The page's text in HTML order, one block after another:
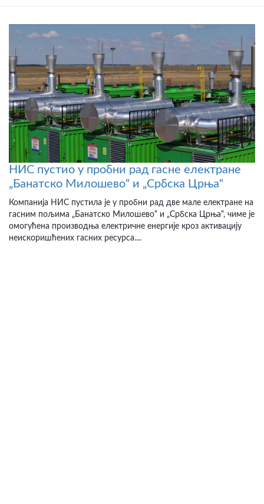
НИС пустио у пробни рад гасне електране
„Банатско Милошево“ и „Србска Црња“
Компанија НИС пустила је у пробни рад две мале електране на
гасним пољима „Банатско Милошево“ и „Србска Црња“, чиме је
омогућена производња електричне енергије кроз активацију
неискоришћених гасних ресурса....